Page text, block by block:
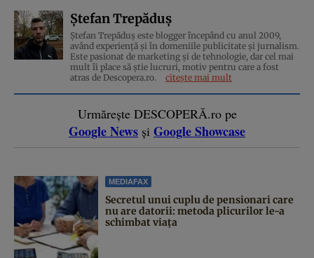
Ștefan Trepăduș
Ștefan Trepăduș este blogger începând cu anul 2009,
având experiență și în domeniile publicitate și jurnalism.
Este pasionat de marketing și de tehnologie, dar cel mai
mult îi place să știe lucruri, motiv pentru care a fost
atras de Descopera.ro.
citește mai mult
Urmărește DESCOPERĂ.ro pe
Google News și Google Showcase
MEDIAFAX
Secretul unui cuplu de pensionari care
nu are datorii: metoda plicurilor le-a
schimbat viața